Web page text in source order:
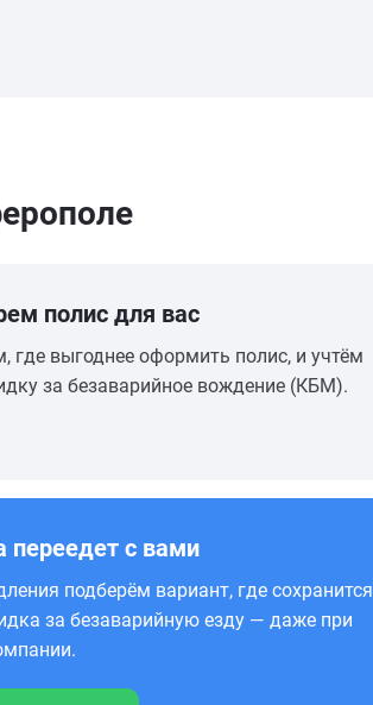
полис для вас
где выгоднее оформить полис, и учтём
за безаварийное вождение (КБМ).
переедет с вами
подберём вариант, где сохранится
за безаварийную езду — даже при